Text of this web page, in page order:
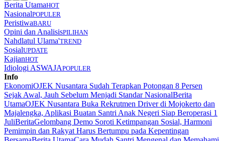
Berita UtamaHOT
NasionalPOPULER
PeristiwaBARU
Opini dan AnalisisPILIHAN
Nahdlatul Ulama'TREND
SosialUPDATE
KajianHOT
Idiologi ASWAJAPOPULER
Info
EkonomiOJEK Nusantara Sudah Terapkan Potongan 8 Persen
Sejak Awal, Jauh Sebelum Menjadi Standar NasionalBerita
UtamaOJEK Nusantara Buka Rekrutmen Driver di Mojokerto dan
Majalengka, Aplikasi Buatan Santri Anak Negeri Siap Beroperasi 1
JuliBeritaGelombang Demo Soroti Ketimpangan Sosial, Harmoni
Pemimpin dan Rakyat Harus Bertumpu pada Kepentingan